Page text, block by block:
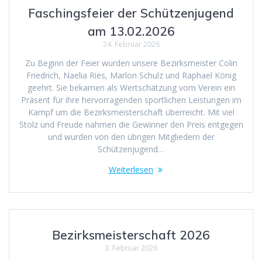
Faschingsfeier der Schützenjugend
am 13.02.2026
24. Februar 2026
Zu Beginn der Feier wurden unsere Bezirksmeister Colin
Friedrich, Naelia Ries, Marlon Schulz und Raphael König
geehrt. Sie bekamen als Wertschätzung vom Verein ein
Präsent für ihre hervorragenden sportlichen Leistungen im
Kampf um die Bezirksmeisterschaft überreicht. Mit viel
Stolz und Freude nahmen die Gewinner den Preis entgegen
und wurden von den übrigen Mitgliedern der
Schützenjugend…
Weiterlesen
Bezirksmeisterschaft 2026
3. Februar 2026